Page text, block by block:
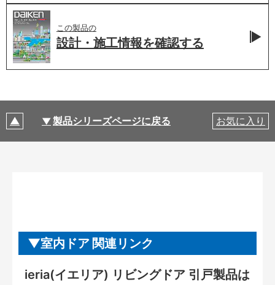
この製品の
設計・施工情報を確認する
製品シリーズページに戻る お気に入り
室内ドア 関連リンク
ieria(イエリア) リビングドア 引戸製品は